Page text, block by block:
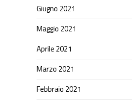
Giugno 2021
Maggio 2021
Aprile 2021
Marzo 2021
Febbraio 2021